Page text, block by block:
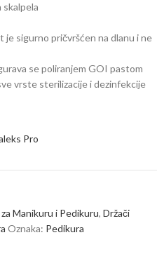
skalpela
je sigurno pričvršćen na dlanu i ne
se poliranjem GOI pastom
vrste sterilizacije i dezinfekcije
Pro
Manikuru i Pedikuru, Držači
Oznaka: Pedikura